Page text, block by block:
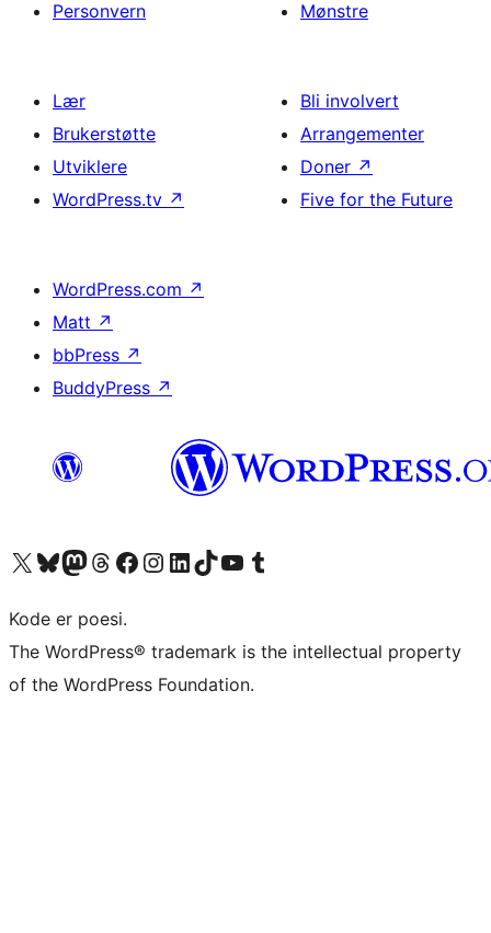
Personvern
Mønstre
Lær
Brukerstøtte
Utviklere
WordPress.tv ↗
Bli involvert
Arrangementer
Doner ↗
Five for the Future
WordPress.com ↗
Matt ↗
bbPress ↗
BuddyPress ↗
Besøk vår konto på X Visit our Bluesky account
Besøk vår Mastodon-konto
Visit our Threads account
Besøk vår Facebook-sideBesøk vår Instagram-konto
Besøk vår LinkedIn-konto
Visit our TikTok account
Visit our YouTube channel
Visit our Tumblr account
Kode er poesi.
The WordPress® trademark is the intellectual property
of the WordPress Foundation.